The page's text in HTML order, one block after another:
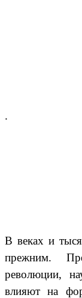
.
В веках и
прежним.
революции,
влияют на